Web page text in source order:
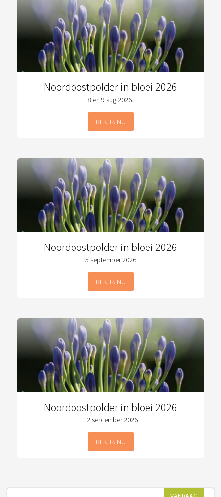
Noordoostpolder in bloei 2026
8 en 9 aug 2026.
BEKIJK NU
Noordoostpolder in bloei 2026
5 september 2026
BEKIJK NU
Noordoostpolder in bloei 2026
12 september 2026
BEKIJK NU